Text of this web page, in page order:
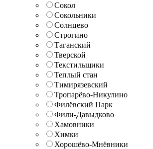
Сокол
Сокольники
Солнцево
Строгино
Таганский
Тверской
Текстильщики
Теплый стан
Тимирязевский
Тропарёво-Никулино
Филёвский Парк
Фили-Давыдково
Хамовники
Химки
Хорошёво-Мнёвники